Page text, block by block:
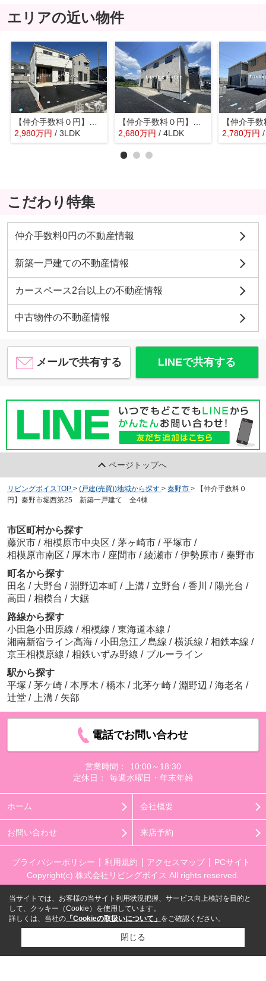
エリアの近い物件
【仲介手数料０円】秦野市渋沢第31 新築一戸建て
2,980万円 / 3LDK
【仲介手数料０円】秦野市東田原第11 新築一戸建て 2号棟 全4棟
2,680万円 / 4LDK 2,780万円
こだわり特集
仲介手数料0円の不動産情報
新築一戸建ての不動産情報
カースペース2台以上の不動産情報
中古物件の不動産情報
メールで共有する LINEで共有する
ページトップへ
リビングボイスTOP > (戸建(売買))地域から探す > 秦野市 >
【仲介手数料０
円】秦野市堀西第25 新築一戸建て 全4棟
市区町村から探す
藤沢市 / 相模原市中央区 / 茅ヶ崎市 / 平塚市 /
相模原市南区 / 厚木市 / 座間市 / 綾瀬市 / 伊勢原市 / 秦野市
町名から探す
田名 / 大野台 / 淵野辺本町 / 上溝 / 立野台 / 香川 / 陽光台 /
高田 / 相模台 / 大鋸
路線から探す
小田急小田原線 / 相模線 / 東海道本線 /
湘南新宿ライン高海 / 小田急江ノ島線 / 横浜線 / 相鉄本線 /
京王相模原線 / 相鉄いずみ野線 / ブルーライン
駅から探す
平塚 / 茅ケ崎 / 本厚木 / 橋本 / 北茅ケ崎 / 淵野辺 / 海老名 /
辻堂 / 上溝 / 矢部
電話でお問い合わせ
営業時間：
10:00～18:30
定休日：
毎週水曜日・年末年始
ホーム 会社概要
お問い合わせ 来店予約
プライバシーポリシー 利用規約 アクセスマップ
PCサイト
Copyright(c) 株式会社リビングボイス All rights reserved.
当サイトでは、お客様の当サイト利用状況把握、サービス向上検討を目的と
して、クッキー（Cookie）を使用しています。
詳しくは、当社の 「Cookieの取扱いについて」 をご確認ください。
閉じる